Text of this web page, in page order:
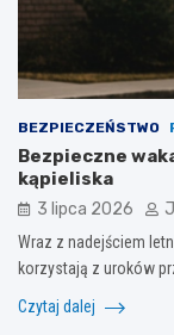
BEZPIECZEŃSTWO
Bezpieczne
kąpieliska
3 lipca 2026
Wraz z nadejściem
korzystają z uroków
Czytaj dalej